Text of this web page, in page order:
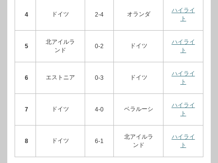
4 ドイツ 2-4 オランダ
ハイライ
ト
5
北アイルラ
ンド
0-2 ドイツ
ハイライ
ト
6 エストニア 0-3 ドイツ
ハイライ
ト
7 ドイツ 4-0 ベラルーシ
ハイライ
ト
8 ドイツ 6-1
北アイルラ
ンド
ハイライ
ト